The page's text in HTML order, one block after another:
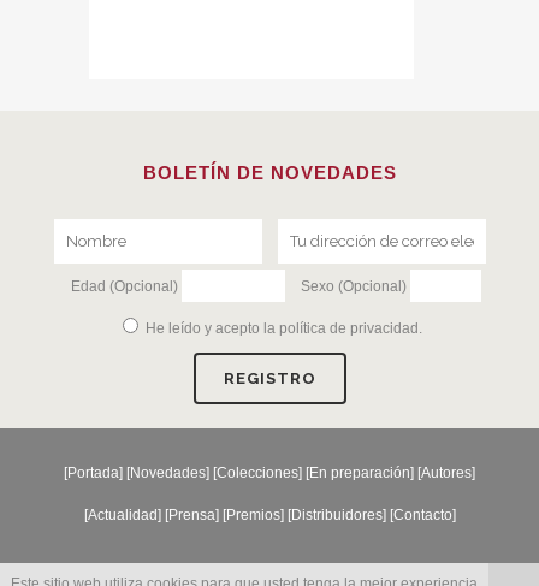
BOLETÍN DE NOVEDADES
Edad (Opcional) Sexo (Opcional)
He leído y acepto la política de privacidad .
[Portada] [Novedades] [Colecciones] [En preparación] [Autores]
[Actualidad] [Prensa] [Premios] [Distribuidores] [Contacto]